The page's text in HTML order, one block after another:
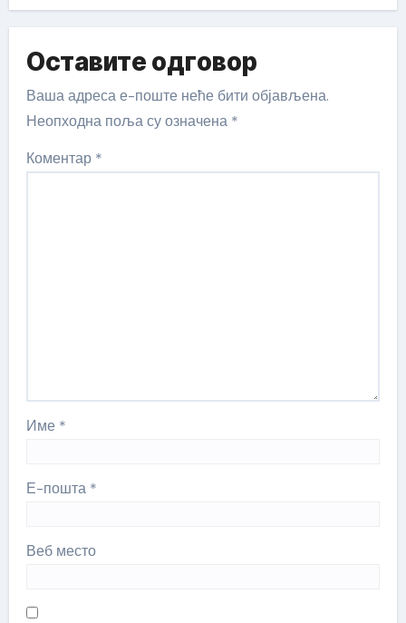
Оставите одговор
Ваша адреса е-поште неће бити објављена.
Неопходна поља су означена *
Коментар *
Име *
Е-пошта *
Веб место